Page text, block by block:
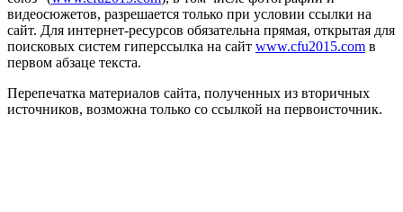
видеосюжетов, разрешается только при условии ссылки на
сайт. Для интернет-ресурсов обязательна прямая, открытая для
поисковых систем гиперссылка на сайт www.cfu2015.com в
первом абзаце текста.
Перепечатка материалов сайта, полученных из вторичных
источников, возможна только со ссылкой на первоисточник.